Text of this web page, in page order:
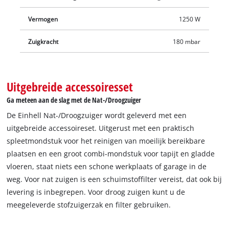
Vermogen 1250 W
Zuigkracht 180 mbar
Uitgebreide accessoiresset
Ga meteen aan de slag met de Nat-/Droogzuiger
De Einhell Nat-/Droogzuiger wordt geleverd met een
uitgebreide accessoireset. Uitgerust met een praktisch
spleetmondstuk voor het reinigen van moeilijk bereikbare
plaatsen en een groot combi-mondstuk voor tapijt en gladde
vloeren, staat niets een schone werkplaats of garage in de
weg. Voor nat zuigen is een schuimstoffilter vereist, dat ook bij
levering is inbegrepen. Voor droog zuigen kunt u de
meegeleverde stofzuigerzak en filter gebruiken.